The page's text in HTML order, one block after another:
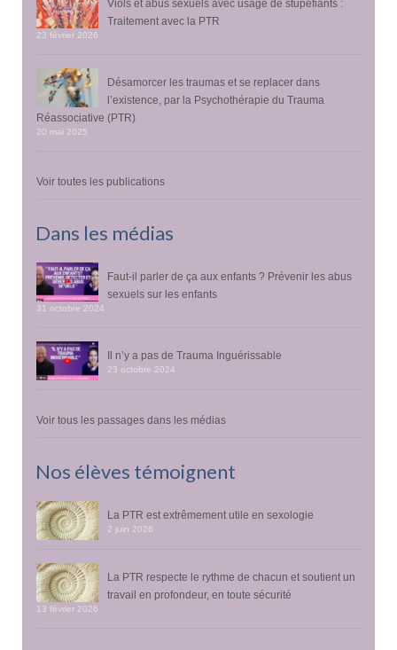
Viols et abus sexuels avec usage de stupéfiants :
Traitement avec la PTR
23 février 2026
Désamorcer les traumas et se replacer dans
l’existence, par la Psychothérapie du Trauma
Réassociative (PTR)
20 mai 2025
Voir toutes les publications
Dans les médias
Faut-il parler de ça aux enfants ? Prévenir les abus
sexuels sur les enfants
31 octobre 2024
Il n’y a pas de Trauma Inguérissable
23 octobre 2024
Voir tous les passages dans les médias
Nos élèves témoignent
La PTR est extrêmement utile en sexologie
2 juin 2026
La PTR respecte le rythme de chacun et soutient un
travail en profondeur, en toute sécurité
13 février 2026